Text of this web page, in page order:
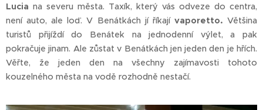
Lucia na severu města. Taxík, který vás odveze do centra,
není auto, ale loď. V Benátkách jí říkají vaporetto.Většina
turistů přijíždí do Benátek na jednodenní výlet, a pak
pokračuje jinam. Ale zůstat v Benátkách jen jeden den je hřích.
Věřte, že jeden den na všechny zajímavosti tohoto
kouzelného města na vodě rozhodně nestačí.